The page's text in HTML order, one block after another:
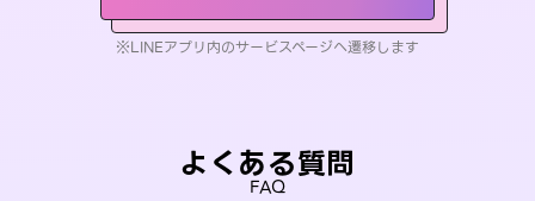
※LINEアプリ内のサービスページへ遷移します
よくある質問
FAQ